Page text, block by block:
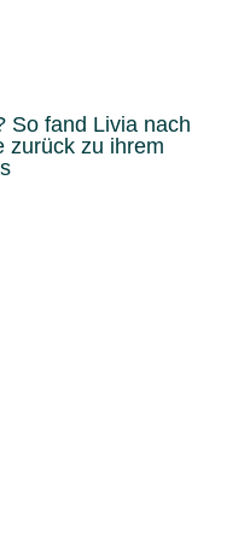
So fand Livia nach
zurück zu ihrem